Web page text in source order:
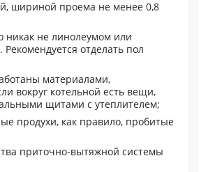
шириной проема не менее 0,8
никак не линолеумом или
отделать пол
материалами,
вокруг котельной есть вещи,
щитами с утеплителем;
продухи, как правило, пробитые
приточно-вытяжной системы